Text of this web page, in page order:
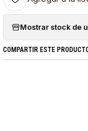
Mostrar stock de
COMPARTIR ESTE